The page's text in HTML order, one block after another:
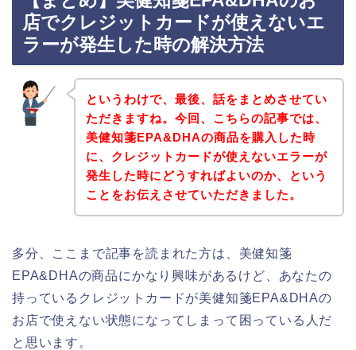
店でクレジットカードが使えないエ
ラーが発生した時の解決方法
というわけで、最後、話をまとめさせてい
ただきますね。今回、こちらの記事では、
美健知箋EPA&DHAの商品を購入した時
に、クレジットカードが使えないエラーが
発生した時にどうすればよいのか、という
ことをお伝えさせていただきました。
多分、ここまで記事を読まれた方は、美健知箋
EPA&DHAの商品にかなり興味があるけど、あなたの
持っているクレジットカードが美健知箋EPA&DHAの
お店で使えない状態になってしまって困っている人だ
と思います。